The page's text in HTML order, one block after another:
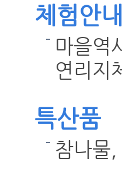
체험안내
마을역
연리지
특산품
참나물